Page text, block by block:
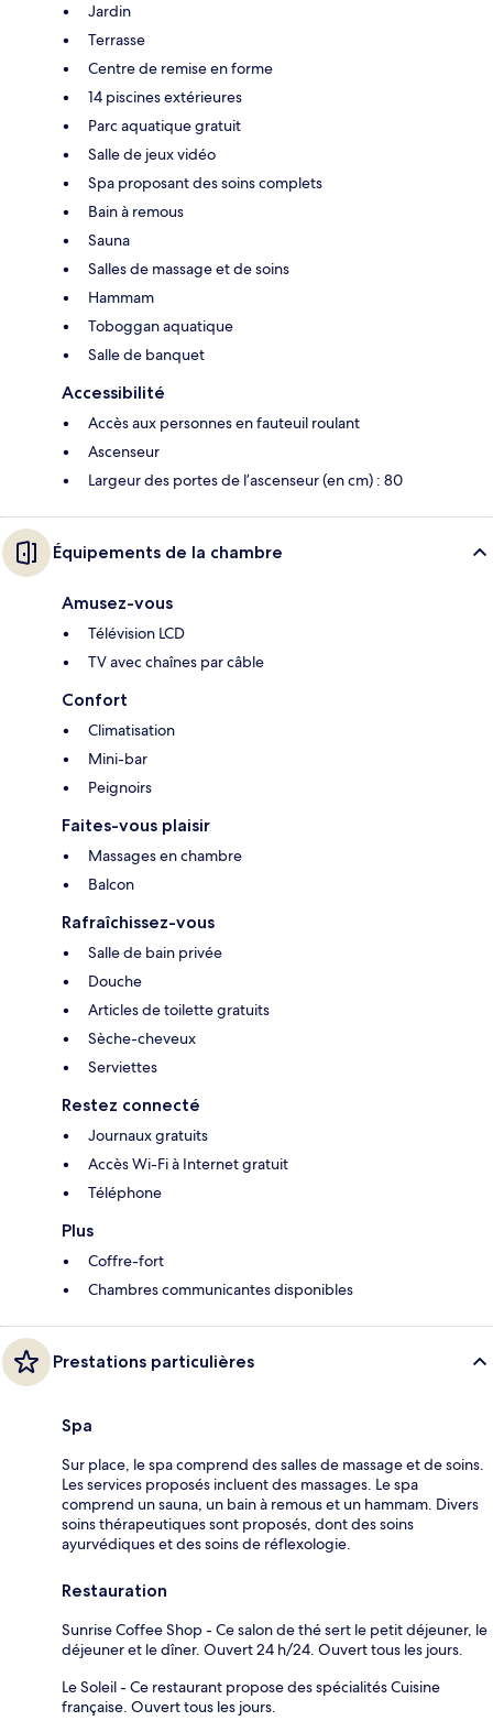
Jardin
Terrasse
Centre de remise en forme
14 piscines extérieures
Parc aquatique gratuit
Salle de jeux vidéo
Spa proposant des soins complets
Bain à remous
Sauna
Salles de massage et de soins
Hammam
Toboggan aquatique
Salle de banquet
Accessibilité
Accès aux personnes en fauteuil roulant
Ascenseur
Largeur des portes de l’ascenseur (en cm) : 80
Équipements de la chambre
Amusez-vous
Télévision LCD
TV avec chaînes par câble
Confort
Climatisation
Mini-bar
Peignoirs
Faites-vous plaisir
Massages en chambre
Balcon
Rafraîchissez-vous
Salle de bain privée
Douche
Articles de toilette gratuits
Sèche-cheveux
Serviettes
Restez connecté
Journaux gratuits
Accès Wi-Fi à Internet gratuit
Téléphone
Plus
Coffre-fort
Chambres communicantes disponibles
Prestations particulières
Spa
Sur place, le spa comprend des salles de massage et de soins.
Les services proposés incluent des massages. Le spa
comprend un sauna, un bain à remous et un hammam. Divers
soins thérapeutiques sont proposés, dont des soins
ayurvédiques et des soins de réflexologie.
Restauration
Sunrise Coffee Shop - Ce salon de thé sert le petit déjeuner, le
déjeuner et le dîner. Ouvert 24 h/24. Ouvert tous les jours.
Le Soleil - Ce restaurant propose des spécialités Cuisine
française. Ouvert tous les jours.